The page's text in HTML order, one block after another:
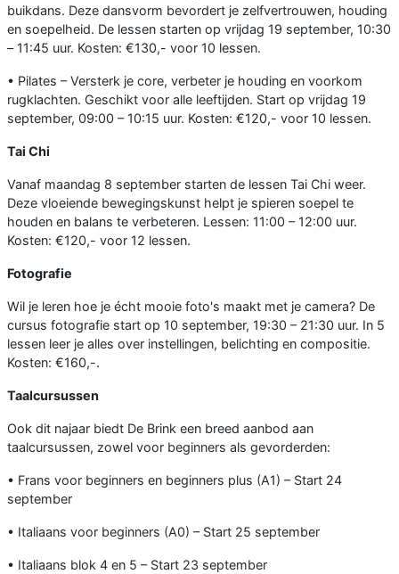
buikdans. Deze dansvorm bevordert je zelfvertrouwen, houding
en soepelheid. De lessen starten op vrijdag 19 september, 10:30
– 11:45 uur. Kosten: €130,- voor 10 lessen.
• Pilates – Versterk je core, verbeter je houding en voorkom
rugklachten. Geschikt voor alle leeftijden. Start op vrijdag 19
september, 09:00 – 10:15 uur. Kosten: €120,- voor 10 lessen.
Tai Chi
Vanaf maandag 8 september starten de lessen Tai Chi weer.
Deze vloeiende bewegingskunst helpt je spieren soepel te
houden en balans te verbeteren. Lessen: 11:00 – 12:00 uur.
Kosten: €120,- voor 12 lessen.
Fotografie
Wil je leren hoe je écht mooie foto's maakt met je camera? De
cursus fotografie start op 10 september, 19:30 – 21:30 uur. In 5
lessen leer je alles over instellingen, belichting en compositie.
Kosten: €160,-.
Taalcursussen
Ook dit najaar biedt De Brink een breed aanbod aan
taalcursussen, zowel voor beginners als gevorderden:
• Frans voor beginners en beginners plus (A1) – Start 24
september
• Italiaans voor beginners (A0) – Start 25 september
• Italiaans blok 4 en 5 – Start 23 september